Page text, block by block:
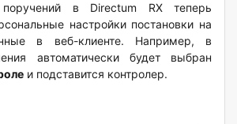
в Directum RX теперь
настройки постановки на
в веб-клиенте. Например, в
автоматически будет выбран
и подставится контролер.